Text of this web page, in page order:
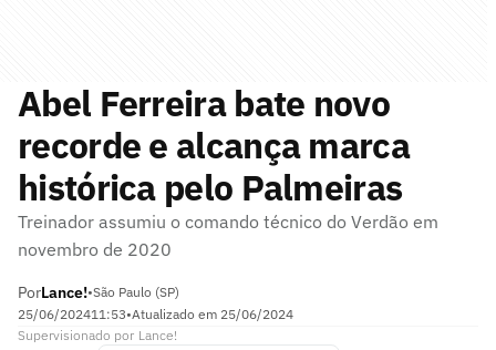
Abel Ferreira bate novo
recorde e alcança marca
histórica pelo Palmeiras
Treinador assumiu o comando técnico do Verdão em
novembro de 2020
PorLance!•São Paulo (SP)
25/06/202411:53•Atualizado em 25/06/2024
Supervisionado por Lance!